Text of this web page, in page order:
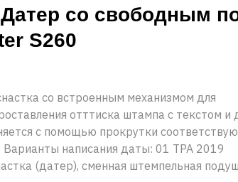
со свободным
S260
со встроенным механизмом для
отттиска штампа с текстом и
с помощью прокрутки
Варианты написания даты: 01 ТРА 2019
(датер), сменная штемпельная